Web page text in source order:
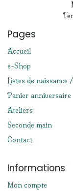
Pages
Accueil
e-Shop
Listes de naissance
Panier anniversaire
Ateliers
Seconde main
Contact
Informations
Mon compte